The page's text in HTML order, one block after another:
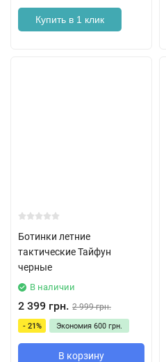
Купить в 1 клик
Ботинки летние
тактические Тайфун
черные
В наличии
2 399 грн. 2 999 грн.
- 21% Экономия 600 грн.
В корзину